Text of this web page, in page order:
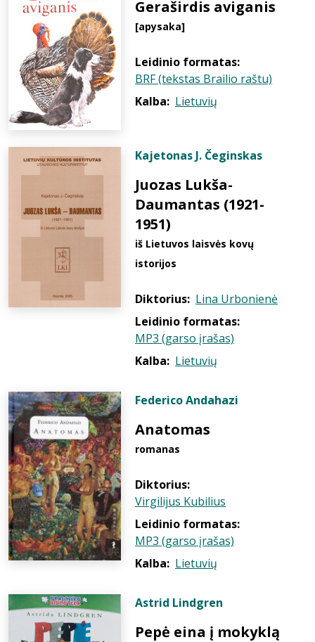
Geraširdis aviganis
[apysaka]
Leidinio formatas:
BRF (tekstas Brailio raštu)
Kalba: Lietuvių
Kajetonas J. Čeginskas
Juozas Lukša-
Daumantas (1921-
1951)
iš Lietuvos laisvės kovų
istorijos
Diktorius: Lina Urbonienė
Leidinio formatas:
MP3 (garso įrašas)
Kalba: Lietuvių
Federico Andahazi
Anatomas
romanas
Diktorius:
Virgilijus Kubilius
Leidinio formatas:
MP3 (garso įrašas)
Kalba: Lietuvių
Astrid Lindgren
Pepė eina į mokyklą